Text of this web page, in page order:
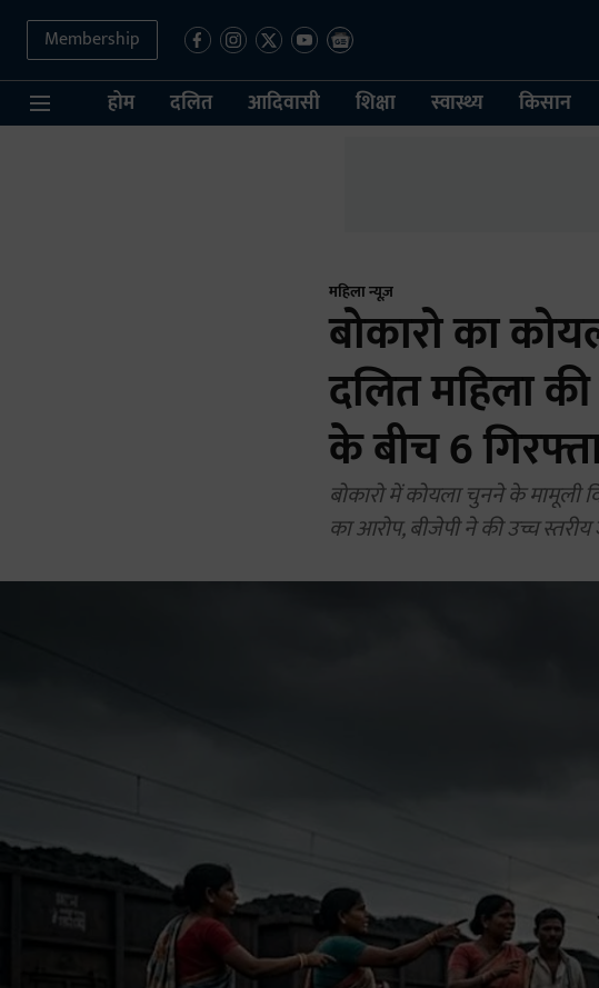
Membership
होम दलित आदिवासी शिक्षा स्वास्थ्य किसान
महिला न्यूज़
बोकारो का
दलित महिला
के बीच 6
बोकारो में कोयला चुनने के मामूली
का आरोप, बीजेपी ने की उच्च